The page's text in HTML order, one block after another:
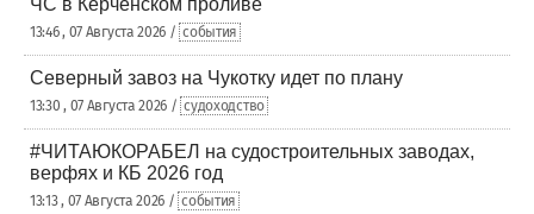
ЧС в Керченском проливе
13:46 , 07 Августа 2026 / события
Северный завоз на Чукотку идет по плану
13:30 , 07 Августа 2026 / судоходство
#ЧИТАЮКОРАБЕЛ на судостроительных заводах,
верфях и КБ 2026 год
13:13 , 07 Августа 2026 / события